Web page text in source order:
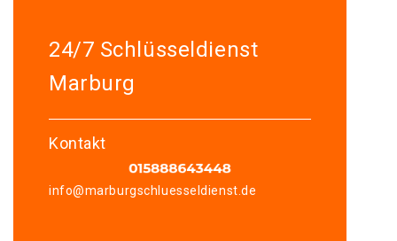
24/7 Schlüsseldienst
Marburg
Kontakt
info@marburgschluesseldienst.de